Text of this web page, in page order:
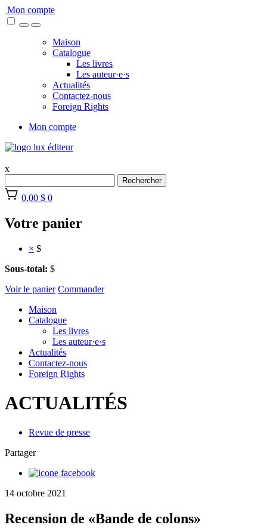
Skip
to
Mon compte
Maison
Catalogue
Les livres
Les auteur·e·s
Actualités
Contactez-nous
Foreign Rights
Mon compte
x
Rechercher
0,00 $ 0
Votre panier
× $
Sous-total: $
Voir le panier Commander
Maison
Catalogue
Les livres
Les auteur·e·s
Actualités
Contactez-nous
Foreign Rights
ACTUALITÉS
Revue de presse
Partager
14 octobre 2021
Recension de «Bande de colons»